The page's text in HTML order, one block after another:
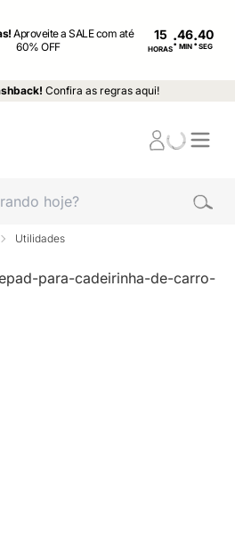
Aproveite a SALE com até
60% OFF
15
HORAS: MIN : SEG
Confira as regras aqui!
Utilidades